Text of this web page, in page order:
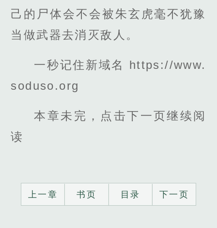
己的尸体会不会被朱玄虎毫不犹豫
当做武器去消灭敌人。
一秒记住新域名 https://www.
soduso.org
本章未完，点击下一页继续阅
读
上一章 书页 目录 下一页